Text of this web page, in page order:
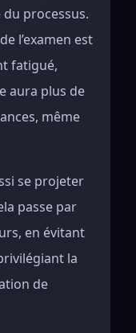
du processus.
l’examen est
fatigué,
aura plus de
même
se projeter
passe par
en évitant
la
de